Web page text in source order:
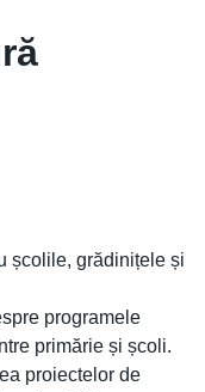
școlile, grădinițele și
programele
primărie și școli.
proiectelor de